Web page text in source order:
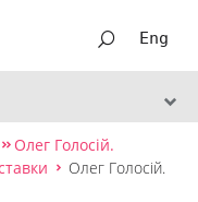
Eng
Олег Голосій.
Олег Голосій.